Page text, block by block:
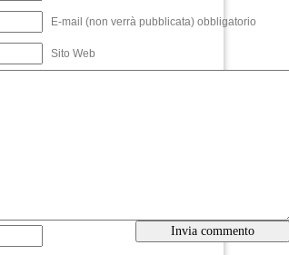
E-mail (non verrà pubblicata) obbligatorio
Sito Web